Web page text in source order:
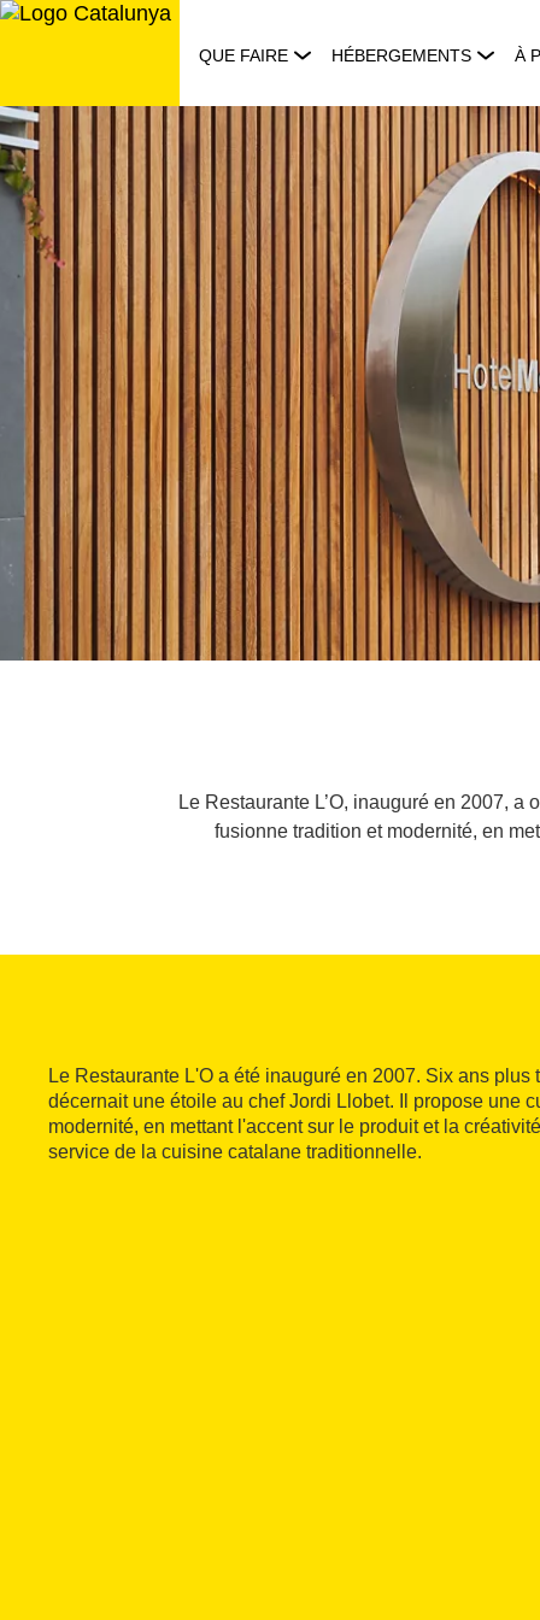
Aller
QUE FAIRE HÉBERGEMENTS À
Le Restaurante L’O, inauguré en 2007,
fusionne tradition et modernité, en
Le Restaurante L'O a été inauguré en 2007. Six ans plus
décernait une étoile au chef Jordi Llobet. Il propose une
modernité, en mettant l'accent sur le produit et la
service de la cuisine catalane traditionnelle.